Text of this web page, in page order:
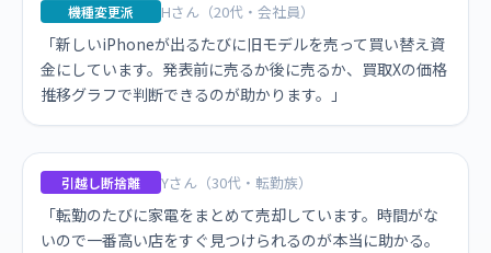
機種変更派 Hさん（20代・会社員）
「新しいiPhoneが出るたびに旧モデルを売って買い替え資
金にしています。発表前に売るか後に売るか、買取Xの価格
推移グラフで判断できるのが助かります。」
引越し断捨離 Yさん（30代・転勤族）
「転勤のたびに家電をまとめて売却しています。時間がな
いので一番高い店をすぐ見つけられるのが本当に助かる。